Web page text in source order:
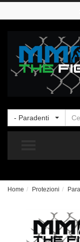
- Paradenti
Home Protezioni